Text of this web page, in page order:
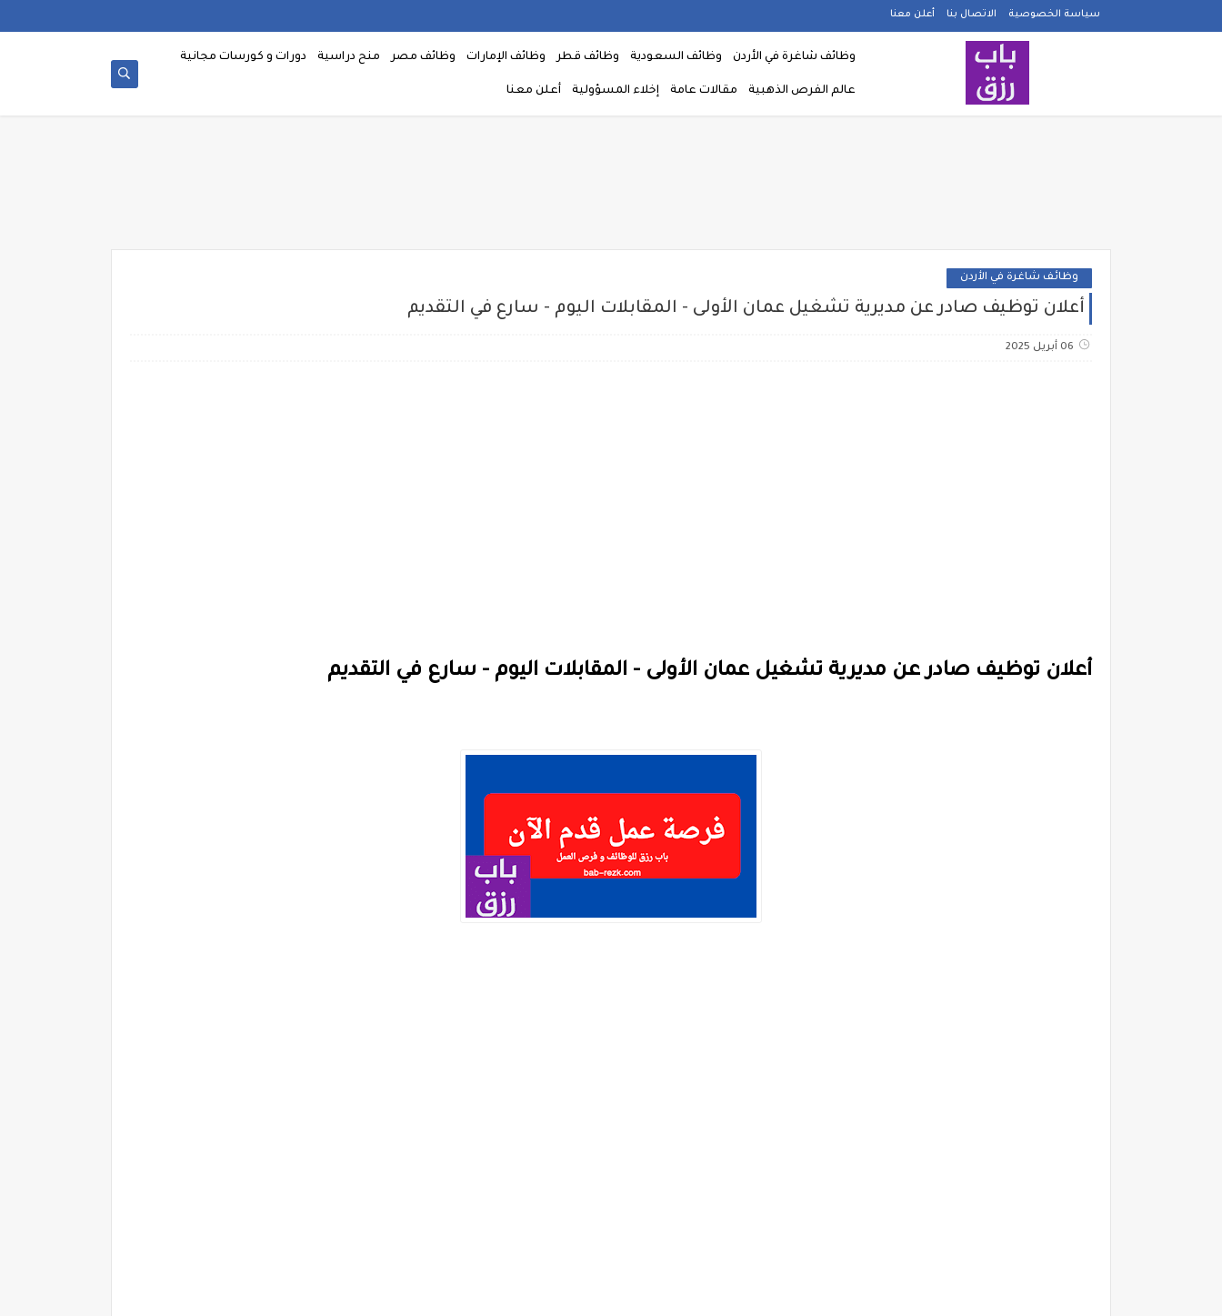
سياسة الخصوصية الاتصال بنا أعلن معنا
وظائف شاغرة في الأردن وظائف السعودية وظائف قطر وظائف الإمارات وظائف مصر منح دراسية دورات و كورسات مجانية
عالم الفرص الذهبية مقالات عامة إخلاء المسؤولية أعلن معنا
وظائف شاغرة في الأردن
أعلان توظيف صادر عن مديرية تشغيل عمان الأولى - المقابلات اليوم - سارع في التقديم
06 أبريل 2025
أعلان توظيف صادر عن مديرية تشغيل عمان الأولى - المقابلات اليوم - سارع في التقديم